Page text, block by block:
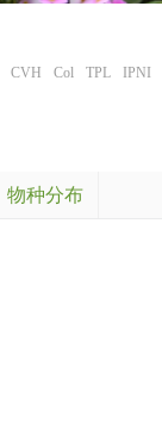
CVH Col TPL IPNI
物种分布